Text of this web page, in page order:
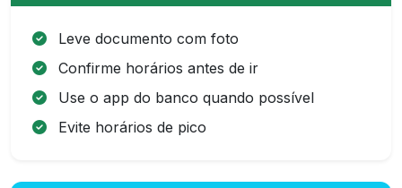
Leve documento com foto
Confirme horários antes de ir
Use o app do banco quando possível
Evite horários de pico